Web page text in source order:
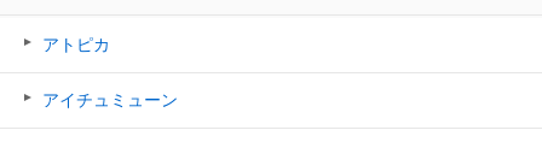
アトピカ
アイチュミューン